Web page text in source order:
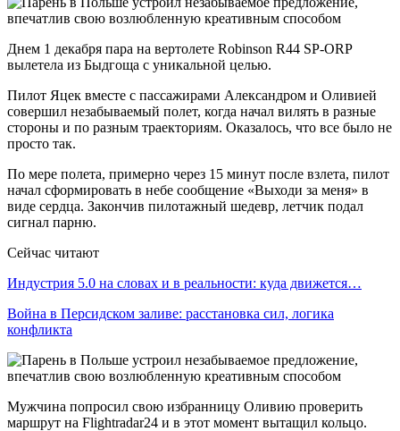
Днем 1 декабря пара на вертолете Robinson R44 SP-ORP
вылетела из Быдгоща с уникальной целью.
Пилот Яцек вместе с пассажирами Александром и Оливией
совершил незабываемый полет, когда начал вилять в разные
стороны и по разным траекториям. Оказалось, что все было не
просто так.
По мере полета, примерно через 15 минут после взлета, пилот
начал сформировать в небе сообщение «Выходи за меня» в
виде сердца. Закончив пилотажный шедевр, летчик подал
сигнал парню.
Сейчас читают
Индустрия 5.0 на словах и в реальности: куда движется…
Война в Персидском заливе: расстановка сил, логика
конфликта
Мужчина попросил свою избранницу Оливию проверить
маршрут на Flightradar24 и в этот момент вытащил кольцо.